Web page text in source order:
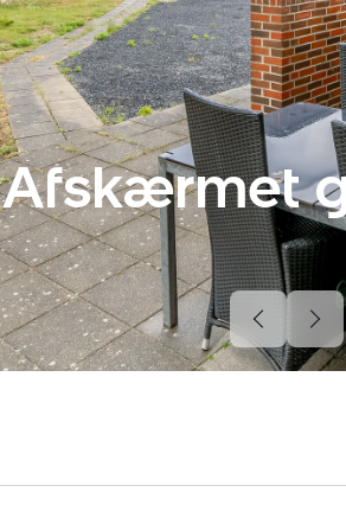
Afskærmet